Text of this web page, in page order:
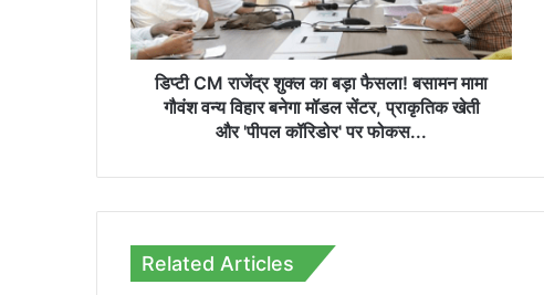
फैसला!
बसामन
मामा
गौवंश
मॉडल
खेती
और
डिप्टी CM राजेंद्र शुक्ल का बड़ा फैसला! बसामन मामा
गौवंश वन्य विहार बनेगा मॉडल सेंटर, प्राकृतिक खेती
और 'पीपल कॉरिडोर' पर फोकस...
Related Articles